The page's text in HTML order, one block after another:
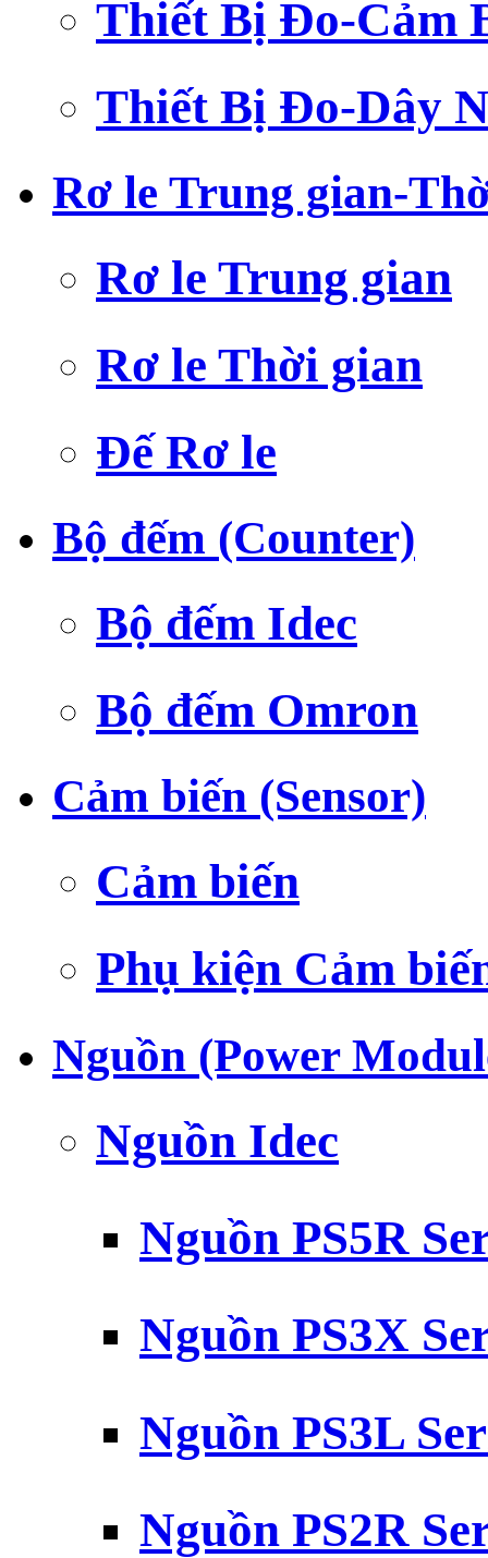
Thiết Bị Đo-Cảm
Thiết Bị Đo-Dây
Rơ le Trung gian-
Rơ le Trung gian
Rơ le Thời gian
Đế Rơ le
Bộ đếm (Counter)
Bộ đếm Idec
Bộ đếm Omron
Cảm biến (Sensor)
Cảm biến
Phụ kiện Cảm
Nguồn (Power
Nguồn Idec
Nguồn PS5R
Nguồn PS3X
Nguồn PS3L
Nguồn PS2R